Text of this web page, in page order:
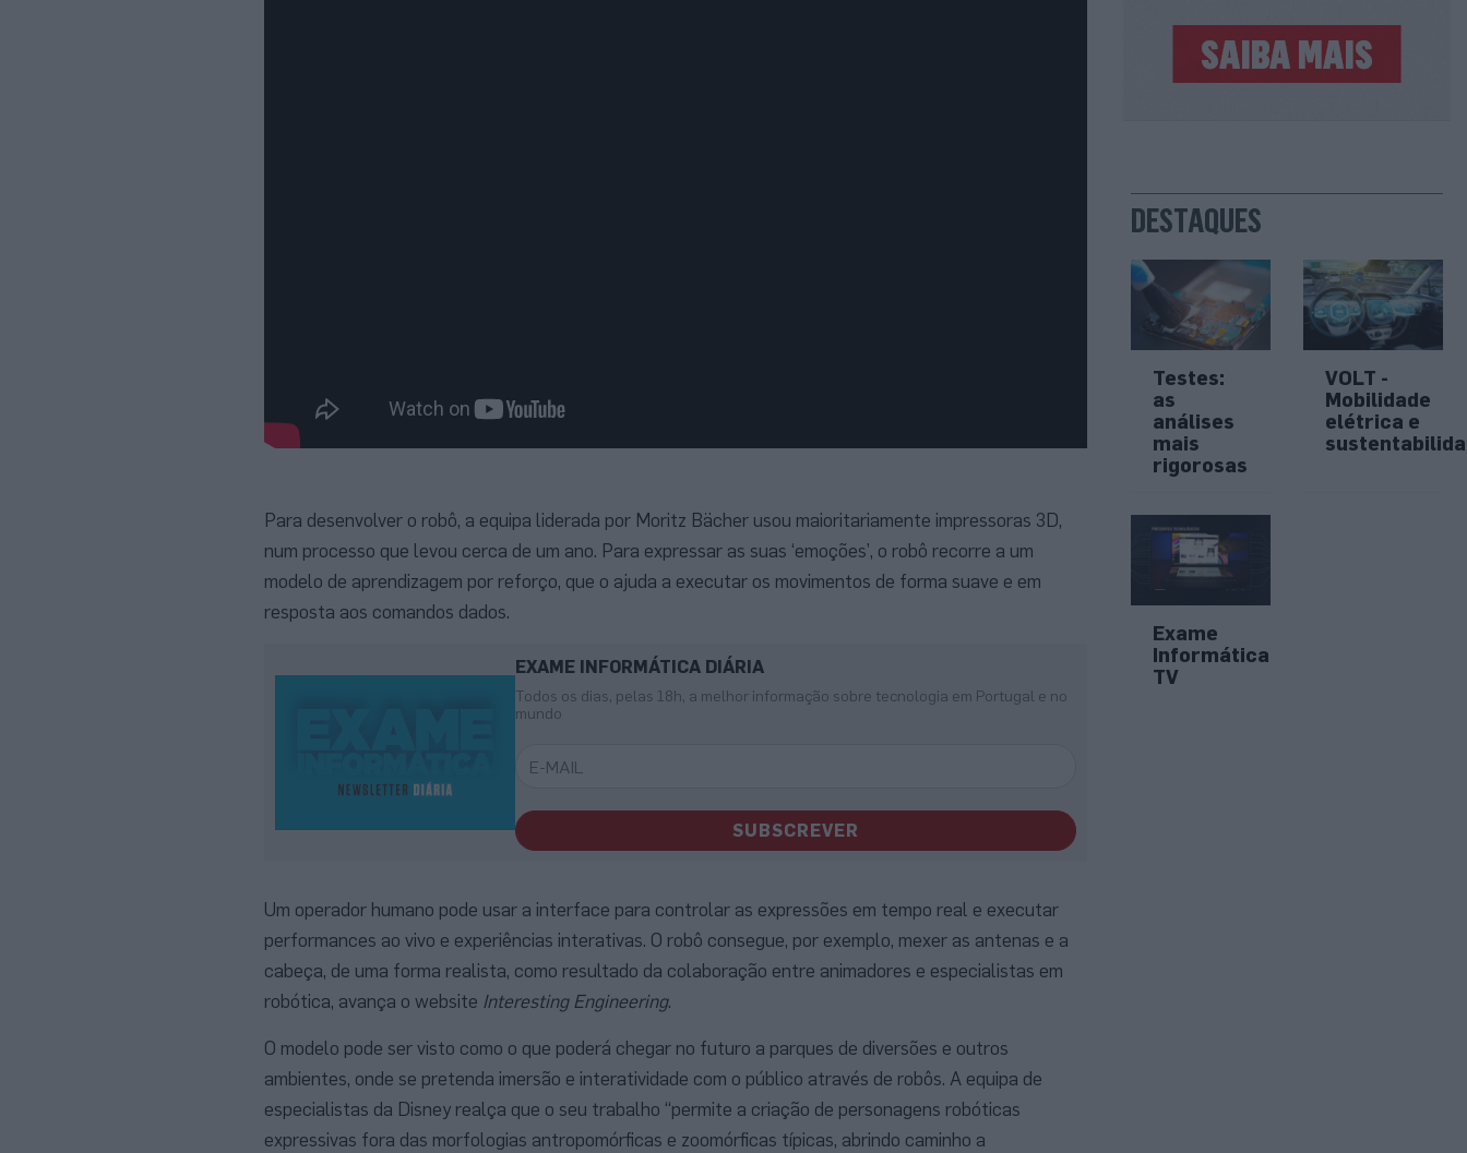
Para desenvolver o robô, a equipa liderada por Moritz Bächer usou maioritariamente impressoras 3D,
num processo que levou cerca de um ano. Para expressar as suas ‘emoções’, o robô recorre a um
modelo de aprendizagem por reforço, que o ajuda a executar os movimentos de forma suave e em
resposta aos comandos dados.
EXAME INFORMÁTICA DIÁRIA
Todos os dias, pelas 18h, a melhor informação sobre tecnologia em Portugal e no
mundo
SUBSCREVER
Um operador humano pode usar a interface para controlar as expressões em tempo real e executar
performances ao vivo e experiências interativas. O robô consegue, por exemplo, mexer as antenas e a
cabeça, de uma forma realista, como resultado da colaboração entre animadores e especialistas em
robótica, avança o website Interesting Engineering.
O modelo pode ser visto como o que poderá chegar no futuro a parques de diversões e outros
ambientes, onde se pretenda imersão e interatividade com o público através de robôs. A equipa de
especialistas da Disney realça que o seu trabalho “permite a criação de personagens robóticas
expressivas fora das morfologias antropomórficas e zoomórficas típicas, abrindo caminho a
DESTAQUES
Testes:
as
análises
mais
rigorosas
VOLT -
Mobilidade
elétrica e
Exame
Informática
TV